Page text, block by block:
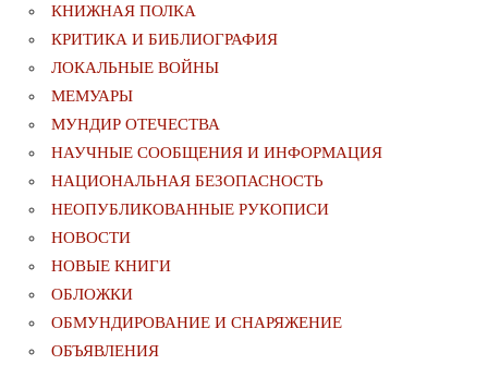
КНИЖНАЯ ПОЛКА
КРИТИКА И БИБЛИОГРАФИЯ
ЛОКАЛЬНЫЕ ВОЙНЫ
МЕМУАРЫ
МУНДИР ОТЕЧЕСТВА
НАУЧНЫЕ СООБЩЕНИЯ И ИНФОРМАЦИЯ
НАЦИОНАЛЬНАЯ БЕЗОПАСНОСТЬ
НЕОПУБЛИКОВАННЫЕ РУКОПИСИ
НОВОСТИ
НОВЫЕ КНИГИ
ОБЛОЖКИ
ОБМУНДИРОВАНИЕ И СНАРЯЖЕНИЕ
ОБЪЯВЛЕНИЯ